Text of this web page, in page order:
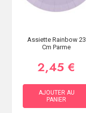
Assiette Rainbow 23
Cm Parme
2,45 €
AJOUTER AU
PANIER